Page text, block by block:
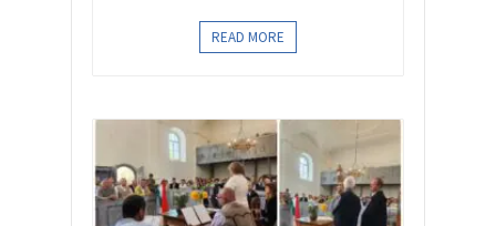
READ MORE